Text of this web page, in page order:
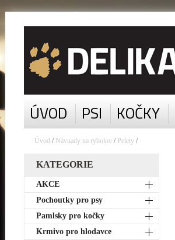
ÚVOD PSI KOČKY
Úvod / Návnady na rybolov/ Pelety /
KATEGORIE
AKCE
Pochoutky pro psy
Pamlsky pro kočky
Krmivo pro hlodavce